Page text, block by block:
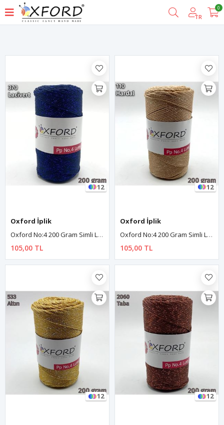
TR
0
Filtrele
12
Oxford İplik
Oxford No:4 200 Gram Simli Lurex Makrome - Lacivert - 370
105,00 TL
12
Oxford İplik
Oxford No:4 200 Gram Simli Lurex Makrome - Hardal - 110
105,00 TL
12 12